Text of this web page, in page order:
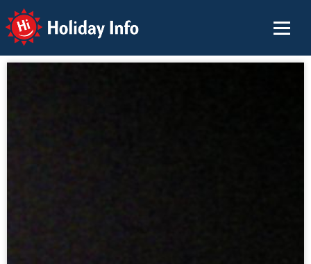
Holiday Info